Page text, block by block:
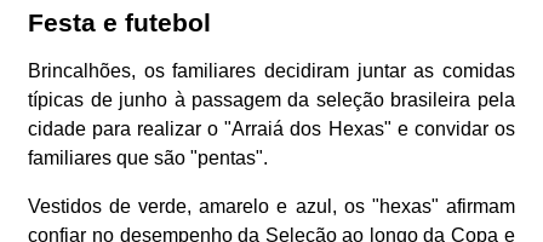
Festa e futebol
Brincalhões, os familiares decidiram juntar as comidas
típicas de junho à passagem da seleção brasileira pela
cidade para realizar o "Arraiá dos Hexas" e convidar os
familiares que são "pentas".
Vestidos de verde, amarelo e azul, os "hexas" afirmam
confiar no desempenho da Seleção ao longo da Copa e